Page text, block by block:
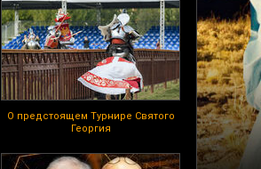
О предстоящем Турнире Святого
Георгия